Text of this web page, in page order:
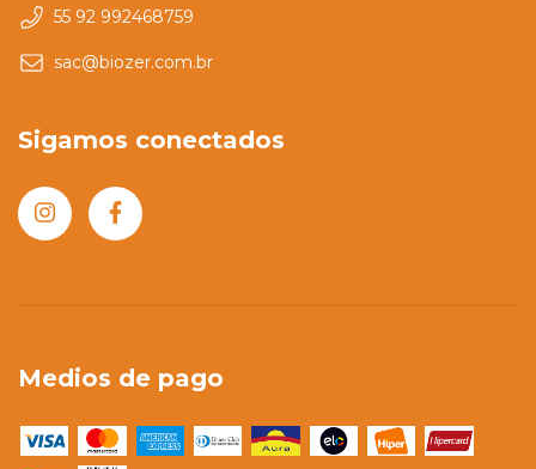
55 92 992468759
sac@biozer.com.br
Sigamos conectados
Medios de pago